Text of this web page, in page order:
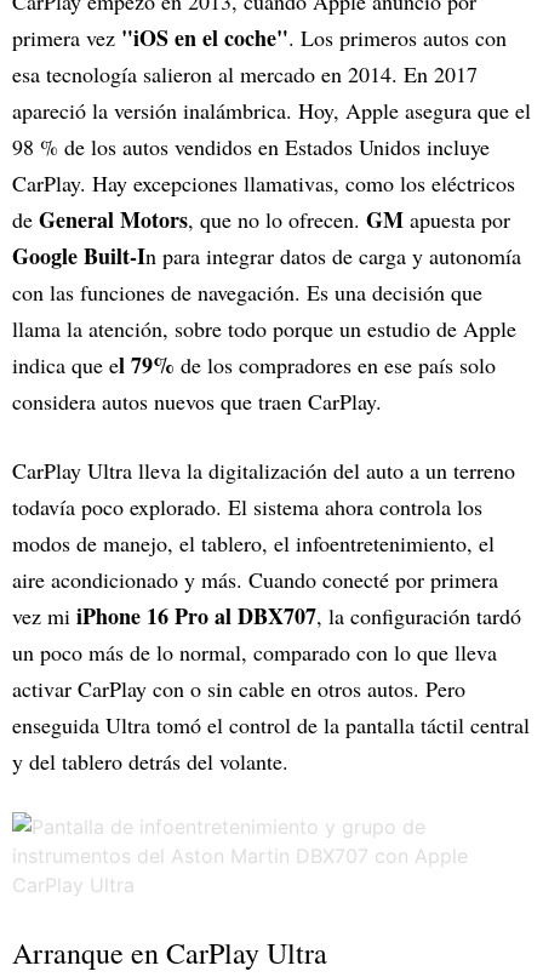
primera vez "iOS en el coche". Los primeros autos con
esa tecnología salieron al mercado en 2014. En 2017
apareció la versión inalámbrica. Hoy, Apple asegura que el
98 % de los autos vendidos en Estados Unidos incluye
CarPlay. Hay excepciones llamativas, como los eléctricos
de General Motors, que no lo ofrecen. GM apuesta por
Google Built-In para integrar datos de carga y autonomía
con las funciones de navegación. Es una decisión que
llama la atención, sobre todo porque un estudio de Apple
indica que el 79% de los compradores en ese país solo
considera autos nuevos que traen CarPlay.
CarPlay Ultra lleva la digitalización del auto a un terreno
todavía poco explorado. El sistema ahora controla los
modos de manejo, el tablero, el infoentretenimiento, el
aire acondicionado y más. Cuando conecté por primera
vez mi iPhone 16 Pro al DBX707, la configuración tardó
un poco más de lo normal, comparado con lo que lleva
activar CarPlay con o sin cable en otros autos. Pero
enseguida Ultra tomó el control de la pantalla táctil central
y del tablero detrás del volante.
Arranque en CarPlay Ultra